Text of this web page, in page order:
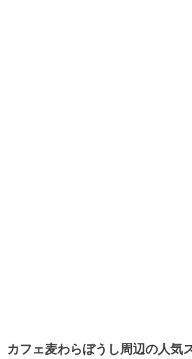
カフェ麦わらぼうし周辺の人気